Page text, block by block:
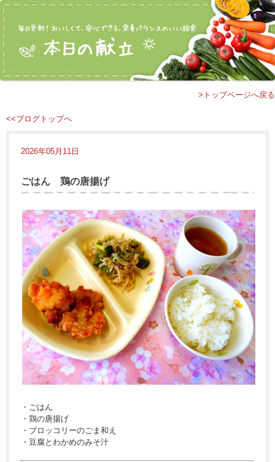
>トップページへ戻る
<<ブログトップへ
2026年05月11日
ごはん 鶏の唐揚げ
・ごはん
・鶏の唐揚げ
・ブロッコリーのごま和え
・豆腐とわかめのみそ汁